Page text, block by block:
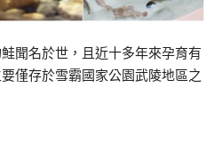
聞名於世，且近十多年來孕育有
僅存於雪霸國家公園武陵地區之